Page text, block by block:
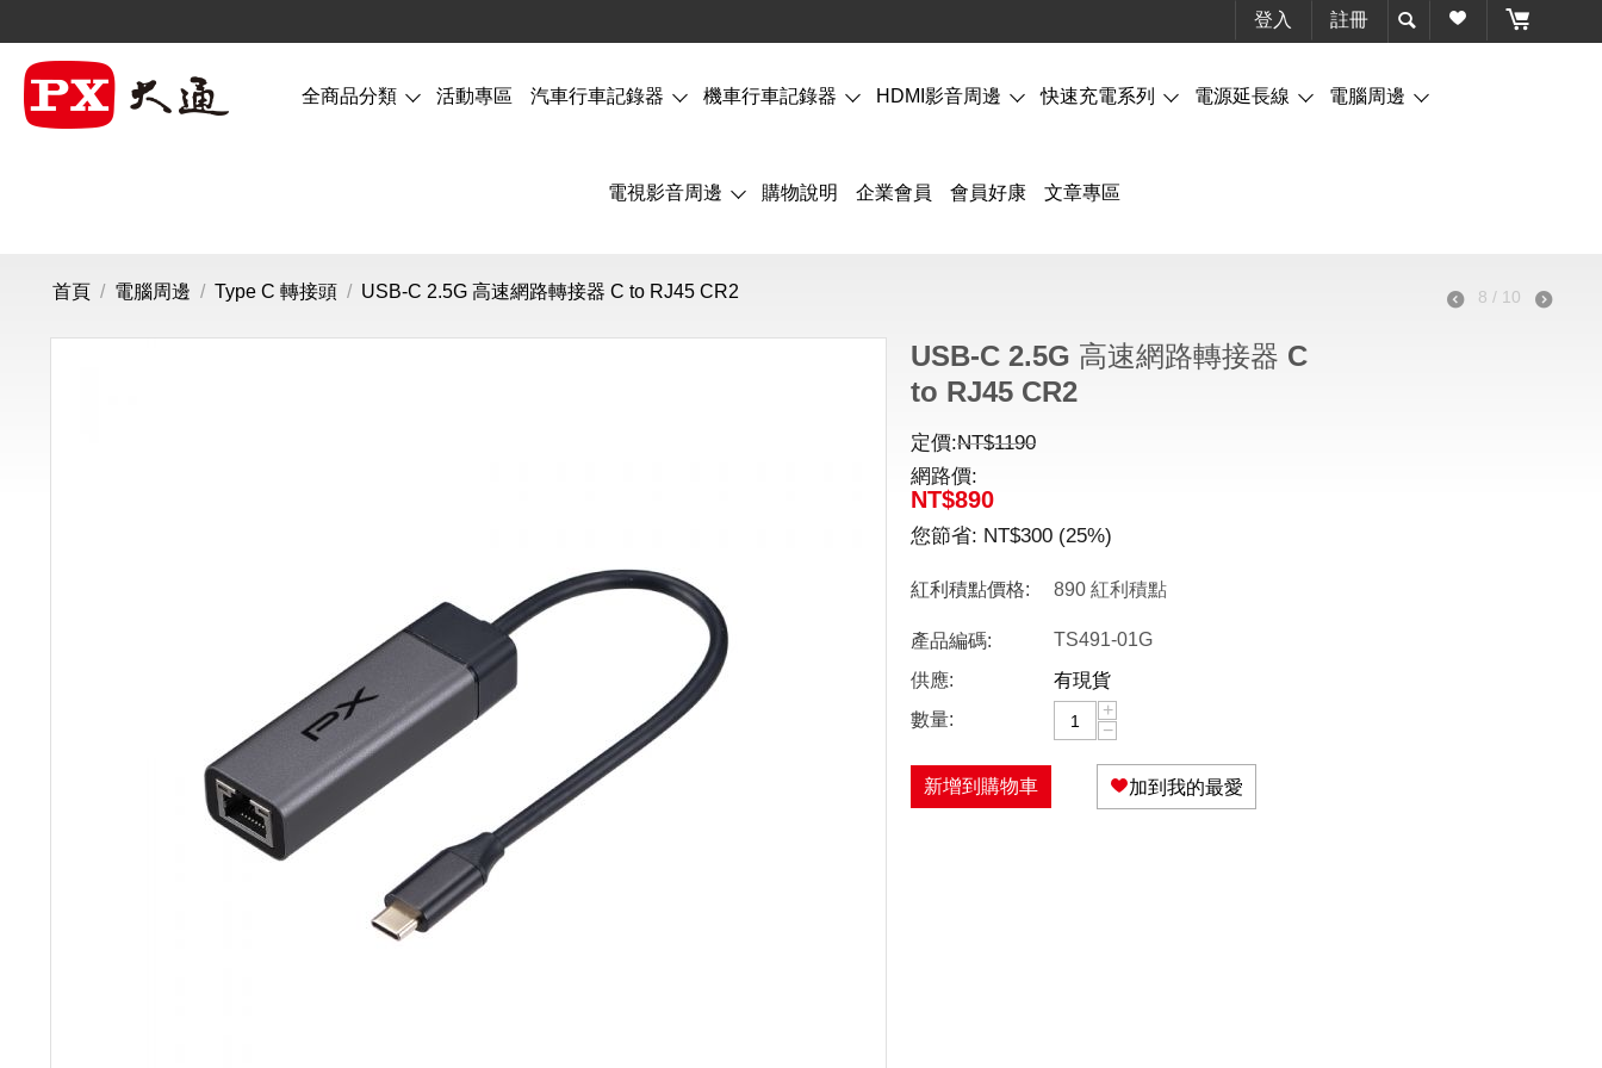
登入 註冊
全商品分類 活動專區 汽車行車記錄器 機車行車記錄器 HDMI影音周邊 快速充電系列 電源延長線 電腦周邊
電視影音周邊 購物說明 企業會員 會員好康 文章專區
首頁 / 電腦周邊 / Type C 轉接頭 / USB-C 2.5G 高速網路轉接器 C to RJ45 CR2 8 / 10
USB-C 2.5G 高速網路轉接器 C
to RJ45 CR2
定價:NT$1190
網路價:
NT$890
您節省: NT$300 (25%)
紅利積點價格: 890 紅利積點
產品編碼:
TS491-01G
供應:
有現貨
數量:
+
−
新增到購物車 加到我的最愛